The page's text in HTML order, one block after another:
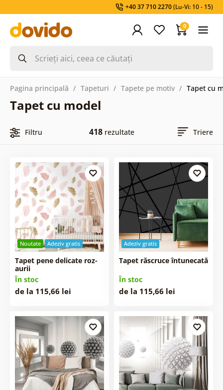
+40 37 710 2270(Lu-Vi: 10 - 15)
0
Pagina principală Tapeturi Tapete pe motiv Tapet cu
Tapet cu model
Filtru 418rezultate Triere
Noutate Adeziv gratis
Tapet pene delicate roz-
aurii
În stoc
de la 115,66 lei
Adeziv gratis
Tapet răscruce întunecată
În stoc
de la 115,66 lei